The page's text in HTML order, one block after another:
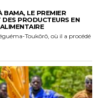
BAMA, LE PREMIER
DES PRODUCTEURS EN
Toukôrô, où il a procédé